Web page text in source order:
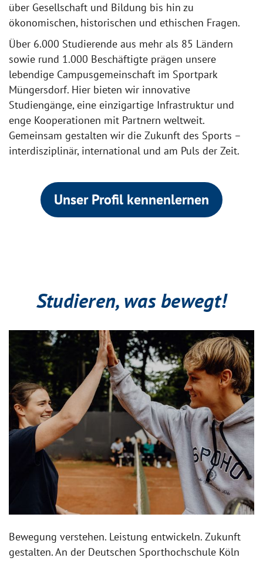
über Gesellschaft und Bildung bis hin zu
ökonomischen, historischen und ethischen Fragen.
Über 6.000 Studierende aus mehr als 85 Ländern
sowie rund 1.000 Beschäftigte prägen unsere
lebendige Campusgemeinschaft im Sportpark
Müngersdorf. Hier bieten wir innovative
Studiengänge, eine einzigartige Infrastruktur und
enge Kooperationen mit Partnern weltweit.
Gemeinsam gestalten wir die Zukunft des Sports –
interdisziplinär, international und am Puls der Zeit.
Unser Profil kennenlernen
Studieren, was bewegt!
Bewegung verstehen. Leistung entwickeln. Zukunft
gestalten. An der Deutschen Sporthochschule Köln